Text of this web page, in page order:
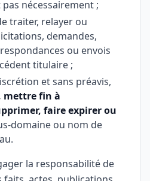
nécessairement ;
traiter, relayer ou
demandes,
ou envois
titulaire ;
et sans préavis,
mettre fin à
faire expirer ou
domaine ou nom de
la responsabilité de